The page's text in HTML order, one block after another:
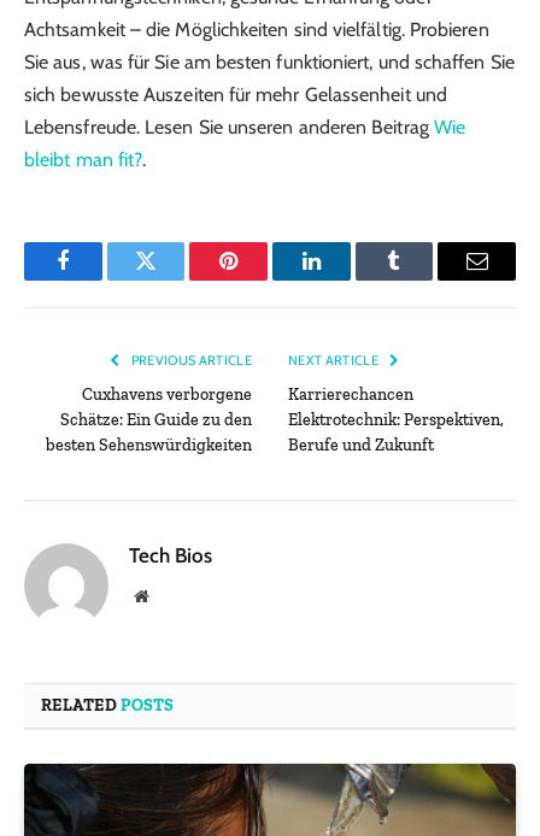
Achtsamkeit – die Möglichkeiten sind vielfältig. Probieren
Sie aus, was für Sie am besten funktioniert, und schaffen Sie
sich bewusste Auszeiten für mehr Gelassenheit und
Lebensfreude. Lesen Sie unseren anderen Beitrag Wie
bleibt man fit?.
FacebookTwitter Pinterest LinkedInTumblr Email
PREVIOUS ARTICLE
Cuxhavens verborgene
Schätze: Ein Guide zu den
besten Sehenswürdigkeiten
NEXT ARTICLE
Karrierechancen
Elektrotechnik: Perspektiven,
Berufe und Zukunft
Tech Bios
Website
RELATEDPOSTS